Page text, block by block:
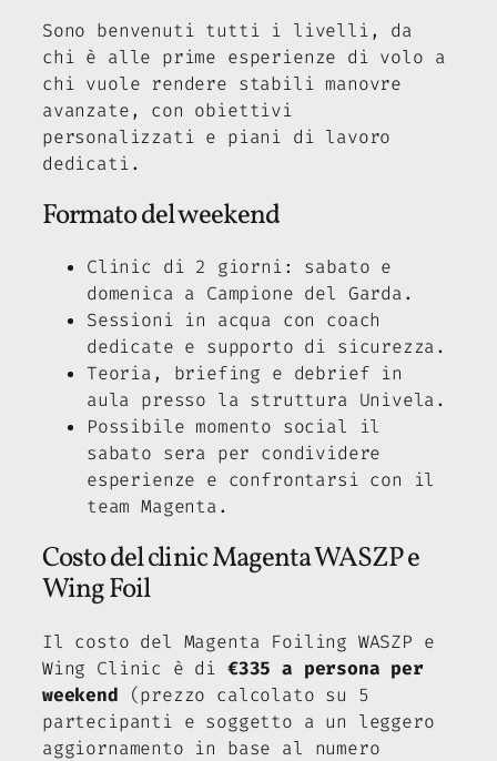
Sono benvenuti tutti i livelli, da
chi è alle prime esperienze di volo a
chi vuole rendere stabili manovre
avanzate, con obiettivi
personalizzati e piani di lavoro
dedicati.
Formato del weekend
Clinic di 2 giorni: sabato e
domenica a Campione del Garda.
Sessioni in acqua con coach
dedicate e supporto di sicurezza.
Teoria, briefing e debrief in
aula presso la struttura Univela.
Possibile momento social il
sabato sera per condividere
esperienze e confrontarsi con il
team Magenta.
Costo del clinic Magenta WASZP e
Wing Foil
Il costo del Magenta Foiling WASZP e
Wing Clinic è di €335 a persona per
weekend (prezzo calcolato su 5
partecipanti e soggetto a un leggero
aggiornamento in base al numero